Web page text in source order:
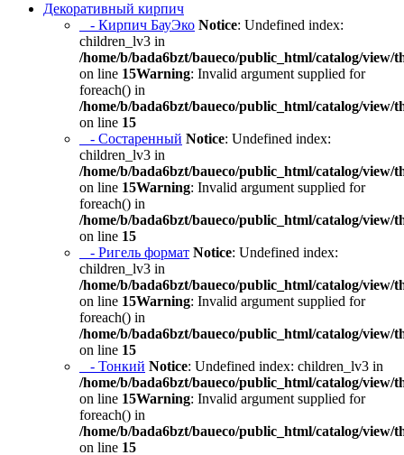
Декоративный кирпич
- Кирпич БауЭко Notice: Undefined index:
children_lv3 in
/home/b/bada6bzt/baueco/public_html/catalog/view/
on line 15Warning: Invalid argument supplied for
foreach() in
/home/b/bada6bzt/baueco/public_html/catalog/view/
on line 15
- Состаренный Notice: Undefined index:
children_lv3 in
/home/b/bada6bzt/baueco/public_html/catalog/view/
on line 15Warning: Invalid argument supplied for
foreach() in
/home/b/bada6bzt/baueco/public_html/catalog/view/
on line 15
- Ригель формат Notice: Undefined index:
children_lv3 in
/home/b/bada6bzt/baueco/public_html/catalog/view/
on line 15Warning: Invalid argument supplied for
foreach() in
/home/b/bada6bzt/baueco/public_html/catalog/view/
on line 15
- Тонкий Notice: Undefined index: children_lv3 in
/home/b/bada6bzt/baueco/public_html/catalog/view/
on line 15Warning: Invalid argument supplied for
foreach() in
/home/b/bada6bzt/baueco/public_html/catalog/view/
on line 15